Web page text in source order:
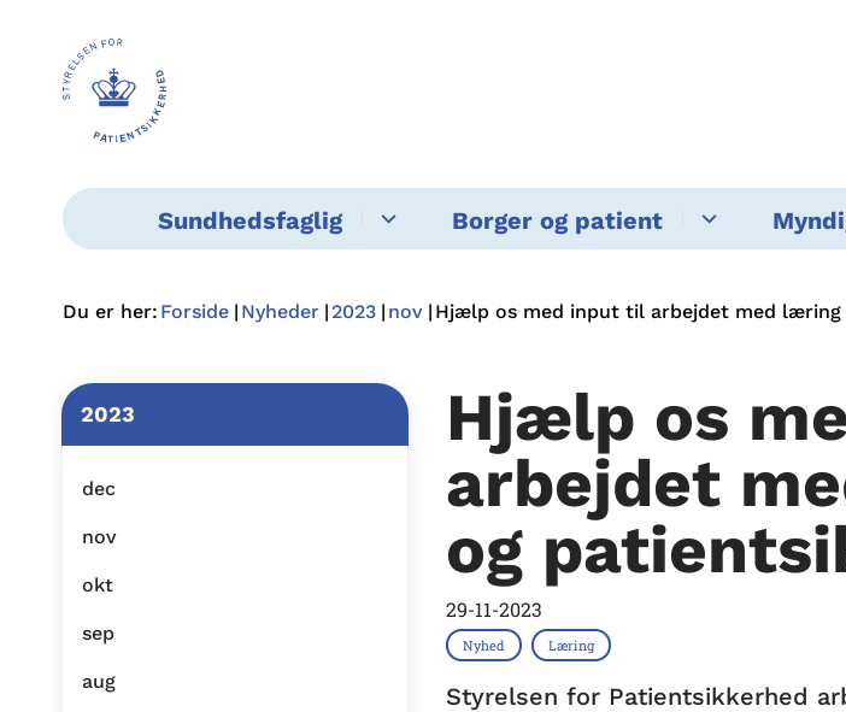
Sundhedsfaglig Borger og patient
Du er her: Forside Nyheder 2023 nov Hjælp os med input til arbejdet med læring
2023
dec
nov
okt
sep
aug
Hjælp os
arbejdet
og
29-11-2023
Nyhed Læring
Styrelsen for Patientsikkerhed